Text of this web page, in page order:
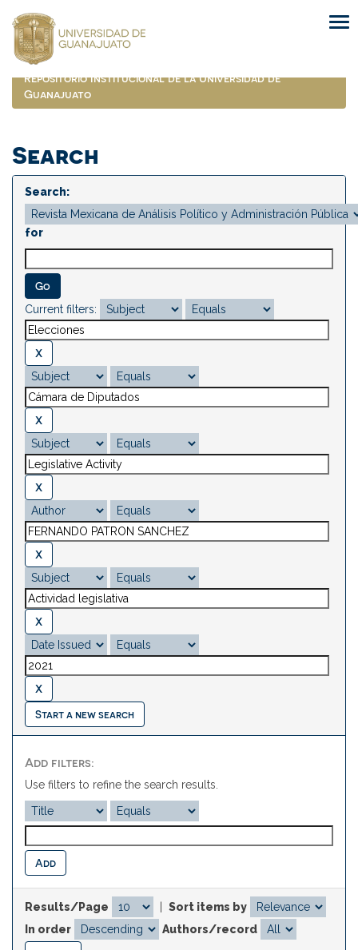
navigation
Repositorio Institucional de la Universidad de
Guanajuato
Search
Search:
for
Current filters:
Start a new search
Add filters:
Use filters to refine the search results.
Results/Page
Sort items by
In order
Authors/record